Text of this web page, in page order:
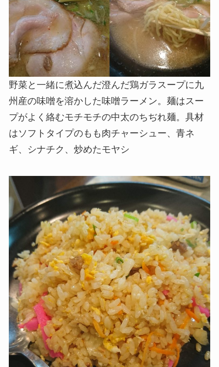
野菜と一緒に煮込んだ澄んだ鶏ガラスープに九
州産の味噌を溶かした味噌ラーメン。麺はスー
プがよく絡むモチモチの中太のちぢれ麺。具材
はソフトタイプのもも肉チャーシュー、青ネ
ギ、シナチク、炒めたモヤシ